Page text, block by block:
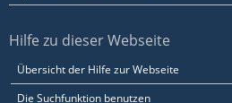
Hilfe zu dieser Webseite
Übersicht der Hilfe zur Webseite
Die Suchfunktion benutzen